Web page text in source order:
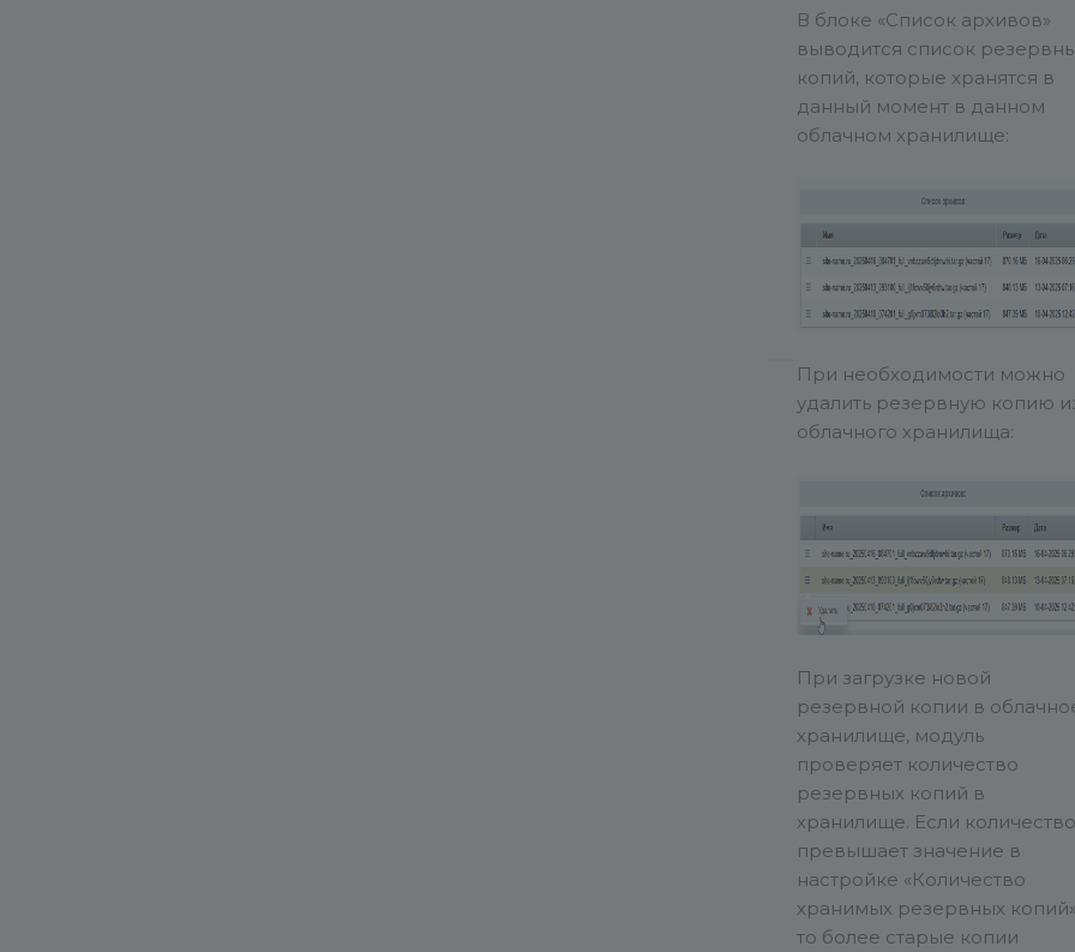
В блоке «Список архивов»
выводится список
копий, которые хранятся в
данный момент в данном
облачном хранилище:
При необходимости можно
удалить резервную копию
облачного хранилища:
При загрузке новой
резервной копии в
хранилище, модуль
проверяет количество
резервных копий в
хранилище. Если количество
превышает значение в
настройке «Количество
хранимых резервных
то более старые копии